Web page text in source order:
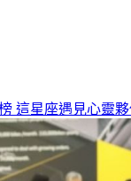
這星座遇見心靈